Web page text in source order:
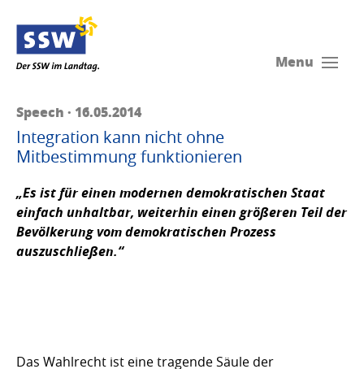
Menu
Speech · 16.05.2014
Integration kann nicht ohne
Mitbestimmung funktionieren
„Es ist für einen modernen demokratischen Staat
einfach unhaltbar, weiterhin einen größeren Teil der
Bevölkerung vom demokratischen Prozess
auszuschließen.“
Das Wahlrecht ist eine tragende Säule der